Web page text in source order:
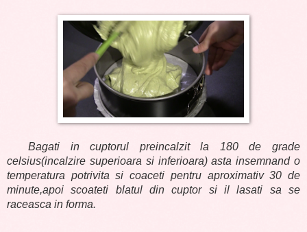
Bagati in cuptorul preincalzit la 180 de grade
celsius(incalzire superioara si inferioara) asta insemnand o
temperatura potrivita si coaceti pentru aproximativ 30 de
minute,apoi scoateti blatul din cuptor si il lasati sa se
raceasca in forma.